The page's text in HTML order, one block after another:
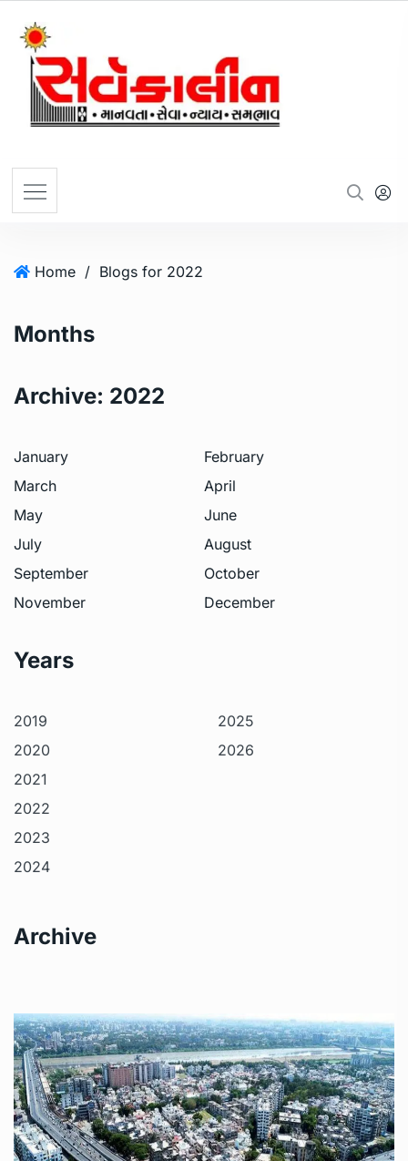
Home / Blogs for 2022
Months
Archive: 2022
January
February
March
April
May
June
July
August
September
October
November
December
Years
2019
2020
2021
2022
2023
2024
2025
2026
Archive